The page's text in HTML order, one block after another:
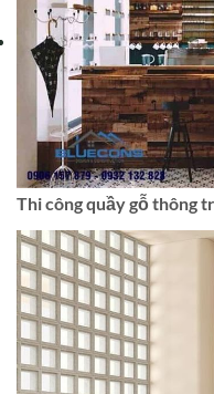
Thi công quầy gỗ thông